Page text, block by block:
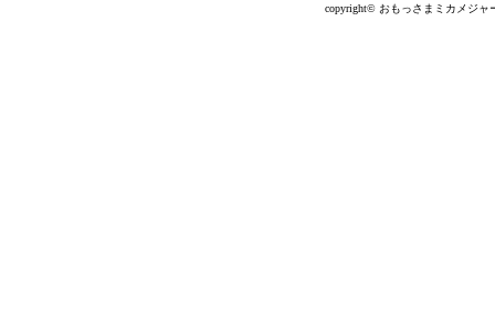
copyright© おもっさまミカメジャ